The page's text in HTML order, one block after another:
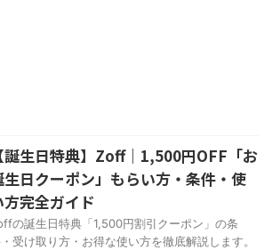
【誕生日特典】Zoff｜1,500円OFF「お
生日クーポン」もらい方・条件・使
方完全ガイド
の誕生日特典「1,500円割引クーポン」の条
受け取り方・お得な使い方を徹底解説します。